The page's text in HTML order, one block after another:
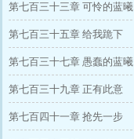
第七百三十三章 可怜的蓝曦
第七百三十五章 给我跪下
第七百三十七章 愚蠢的蓝曦
第七百三十九章 正有此意
第七百四十一章 抢先一步